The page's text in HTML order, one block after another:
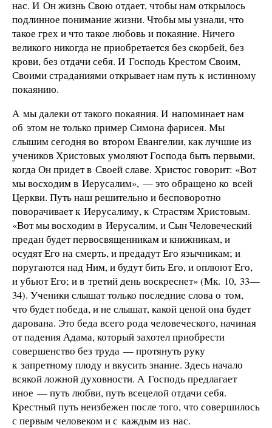
нас. И Он жизнь Свою отдает, чтобы нам открылось
подлинное понимание жизни. Чтобы мы узнали, что
такое грех и что такое любовь и покаяние. Ничего
великого никогда не приобретается без скорбей, без
крови, без отдачи себя. И Господь Крестом Своим,
Своими страданиями открывает нам путь к истинному
покаянию.
А мы далеки от такого покаяния. И напоминает нам
об этом не только пример Симона фарисея. Мы
слышим сегодня во втором Евангелии, как лучшие из
учеников Христовых умоляют Господа быть первыми,
когда Он придет в Своей славе. Христос говорит: «Вот
мы восходим в Иерусалим», — это обращено ко всей
Церкви. Путь наш решительно и бесповоротно
поворачивает к Иерусалиму, к Страстям Христовым.
«Вот мы восходим в Иерусалим, и Сын Человеческий
предан будет первосвященникам и книжникам, и
осудят Его на смерть, и предадут Его язычникам; и
поругаются над Ним, и будут бить Его, и оплюют Его,
и убьют Его; и в третий день воскреснет» (Мк. 10, 33—
34). Ученики слышат только последние слова о том,
что будет победа, и не слышат, какой ценой она будет
дарована. Это беда всего рода человеческого, начиная
от падения Адама, который захотел приобрести
совершенство без труда — протянуть руку
к запретному плоду и вкусить знание. Здесь начало
всякой ложной духовности. А Господь предлагает
иное — путь любви, путь всецелой отдачи себя.
Крестный путь неизбежен после того, что совершилось
с первым человеком и с каждым из нас.